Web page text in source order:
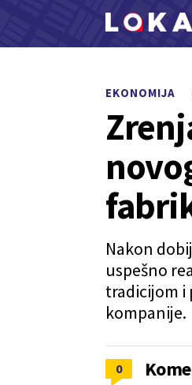
EKONOMIJA
Nakon
uspešno
tradicijom i
kompanije.
0